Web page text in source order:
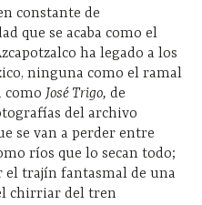
constante de
que se acaba como el
ha legado a los
ninguna como el ramal
como José Trigo, de
del archivo
se van a perder entre
ríos que lo secan todo;
el trajín fantasmal de una
chirriar del tren